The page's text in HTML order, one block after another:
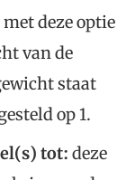
met deze optie
van de
staat
op 1.
tot: deze